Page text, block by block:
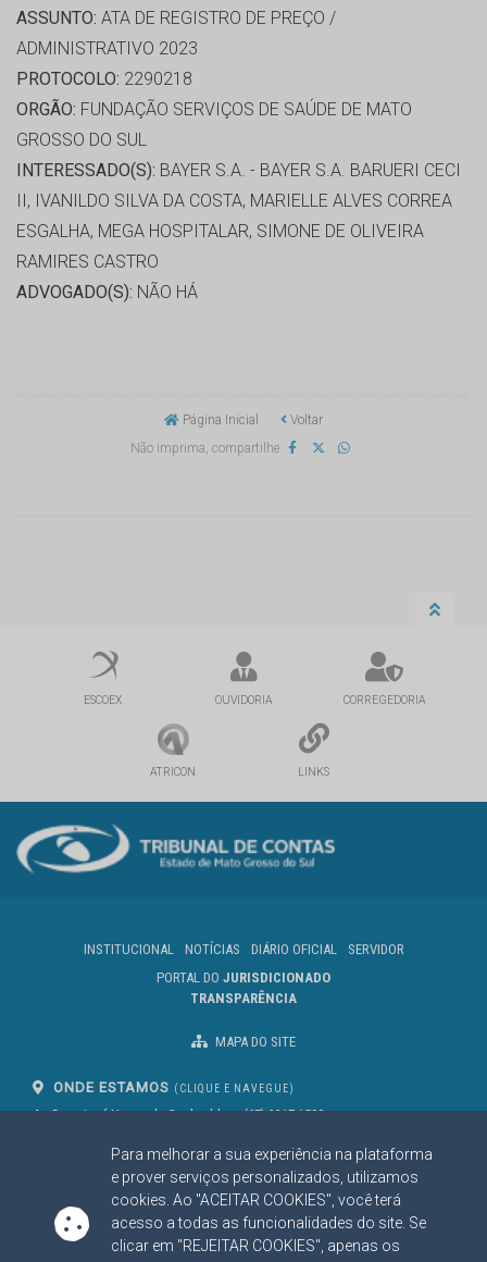
Para melhorar a sua experiência na plataforma
e prover serviços personalizados, utilizamos
cookies. Ao "ACEITAR COOKIES", você terá
acesso a todas as funcionalidades do site. Se
clicar em "REJEITAR COOKIES", apenas os
ASSUNTO: ATA DE REGISTRO DE PREÇO /
ADMINISTRATIVO 2023
PROTOCOLO: 2290218
ORGÃO: FUNDAÇÃO SERVIÇOS DE SAÚDE DE MATO
GROSSO DO SUL
INTERESSADO(S): BAYER S.A. - BAYER S.A. BARUERI CECI
II, IVANILDO SILVA DA COSTA, MARIELLE ALVES CORREA
ESGALHA, MEGA HOSPITALAR, SIMONE DE OLIVEIRA
RAMIRES CASTRO
ADVOGADO(S): NÃO HÁ
Página Inicial
Voltar
Não imprima, compartilhe
ESCOEX OUVIDORIA CORREGEDORIA
ATRICON LINKS
INSTITUCIONAL NOTÍCIAS DIÁRIO OFICIAL
SERVIDOR
PORTAL DO JURISDICIONADO
TRANSPARÊNCIA
MAPA DO SITE
ONDE ESTAMOS (CLIQUE E NAVEGUE)
Av. Des. José Nunes da Cunha, bloco
Campo Grande/MS
CEP: 79031-310
(67) 3317-1500
SIGA NOSSAS REDES SOCIAIS